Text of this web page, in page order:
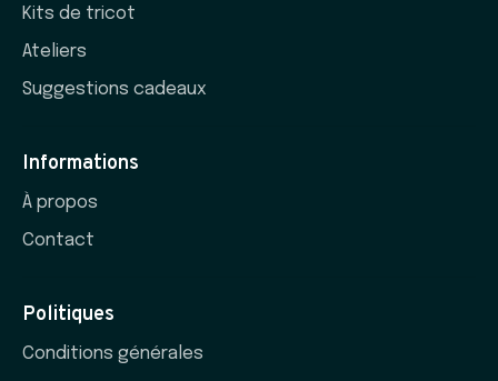
Kits de tricot
Ateliers
Suggestions cadeaux
Informations
À propos
Contact
Politiques
Conditions générales